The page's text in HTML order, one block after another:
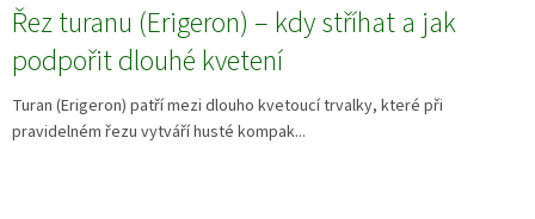
Řez turanu (Erigeron) – kdy stříhat a jak
podpořit dlouhé kvetení
Turan (Erigeron) patří mezi dlouho kvetoucí trvalky, které při
pravidelném řezu vytváří husté kompak...